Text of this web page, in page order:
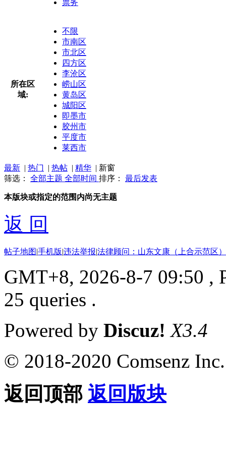
票务
所在区
域:
不限
市南区
市北区
四方区
李沧区
崂山区
黄岛区
城阳区
即墨市
胶州市
平度市
莱西市
最新 | 热门 | 热帖 | 精华 | 新窗
筛选： 全部主题 全部时间 排序： 最后发表
本版块或指定的范围内尚无主题
返 回
帖子地图|手机版|违法举报|法律顾问：山东文康（上合示范区
GMT+8, 2026-8-7 09:50 ,
25 queries .
Powered by Discuz! X3.4
© 2018-2020 Comsenz Inc.
返回顶部 返回版块